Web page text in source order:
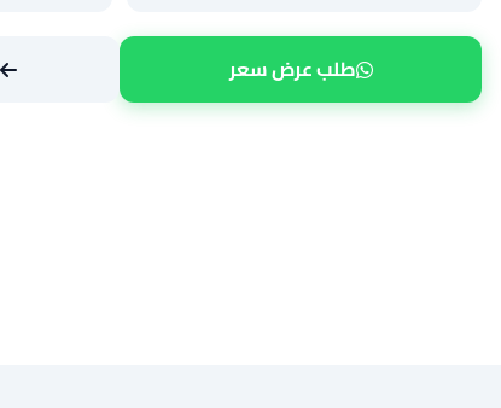
طلب عرض سعر